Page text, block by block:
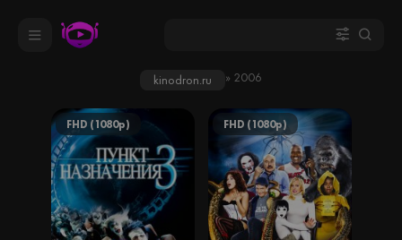
kinodron.ru » 2006
FHD (1080p) FHD (1080p)